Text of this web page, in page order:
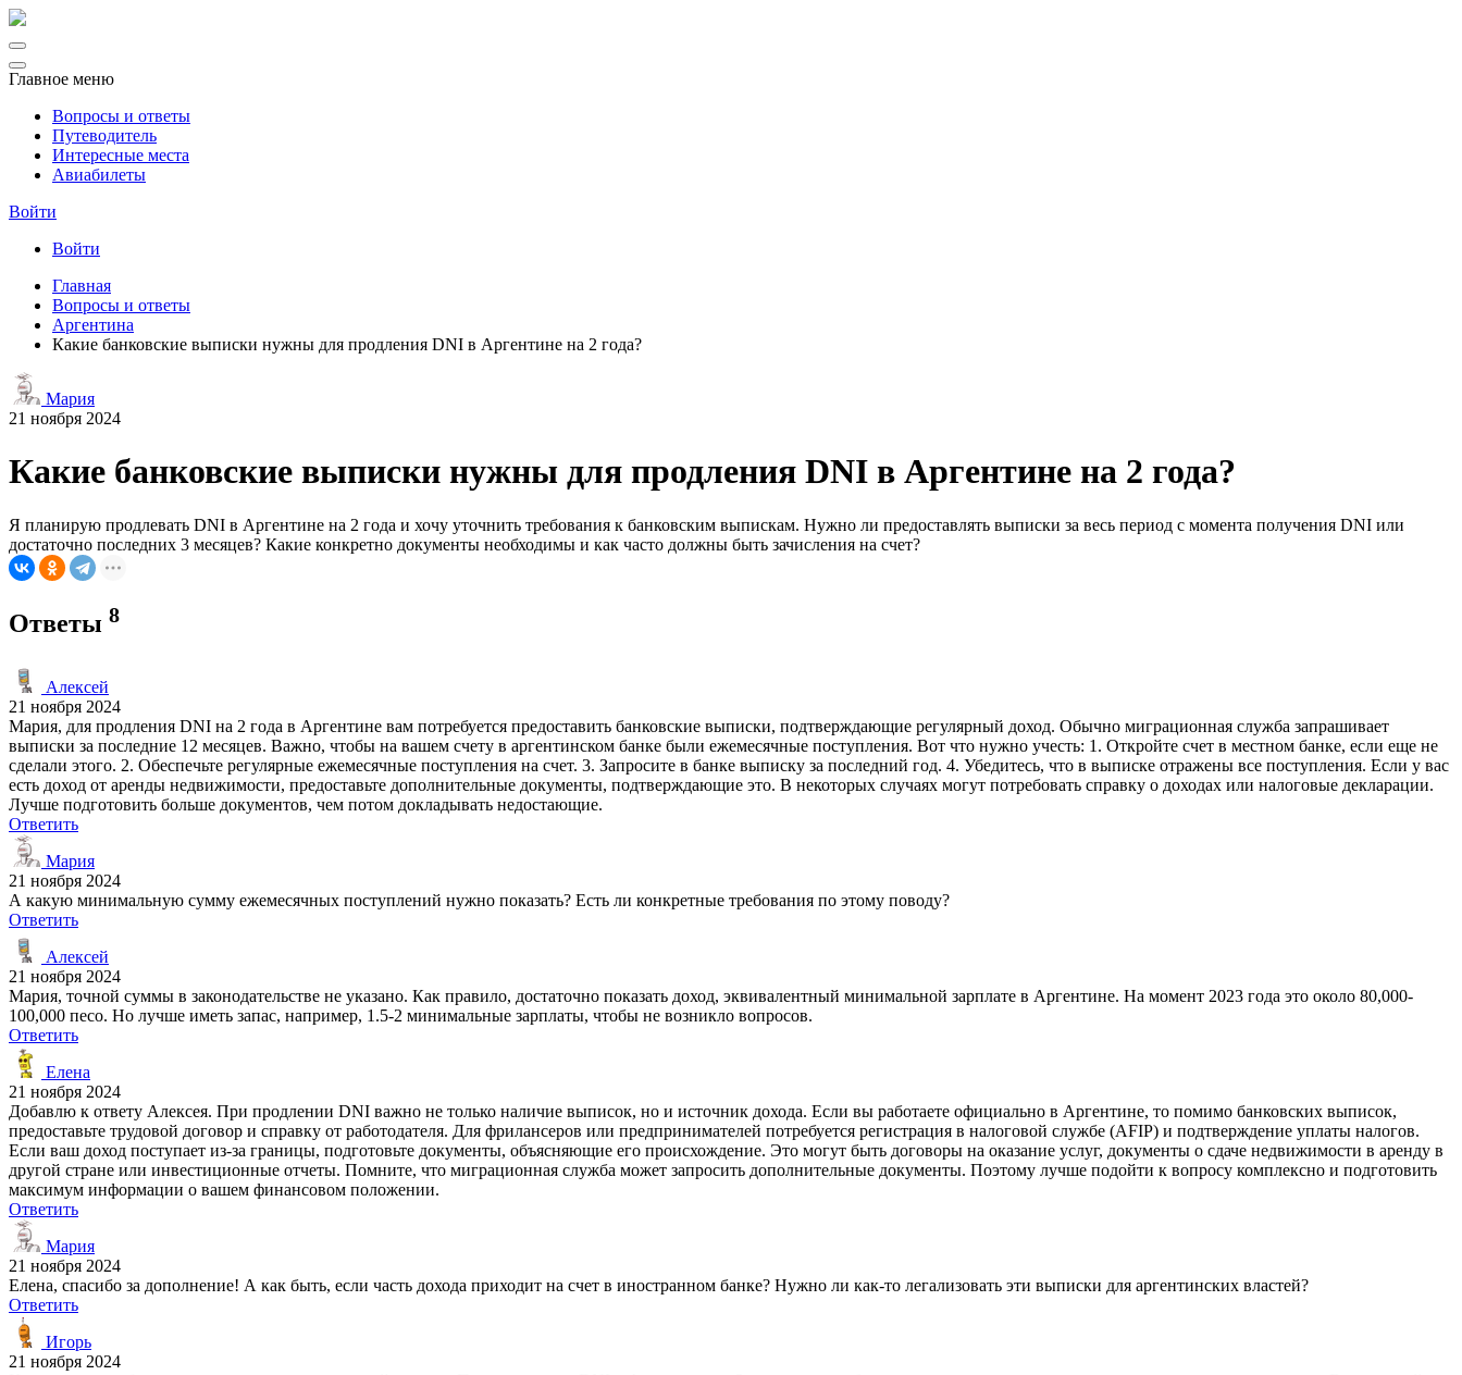
Главное меню
Вопросы и ответы
Путеводитель
Интересные места
Авиабилеты
Войти
Войти
Главная
Вопросы и ответы
Аргентина
Какие банковские выписки нужны для продления DNI в Аргентине на 2 года?
Мария
21 ноября 2024
Какие банковские выписки нужны для продления DNI в Аргентине на 2 года?
Я планирую продлевать DNI в Аргентине на 2 года и хочу уточнить требования к банковским выпискам. Нужно ли предоставлять выписки за весь период с момента получения DNI или
достаточно последних 3 месяцев? Какие конкретно документы необходимы и как часто должны быть зачисления на счет?
Ответы 8
Алексей
21 ноября 2024
Мария, для продления DNI на 2 года в Аргентине вам потребуется предоставить банковские выписки, подтверждающие регулярный доход. Обычно миграционная служба запрашивает
выписки за последние 12 месяцев. Важно, чтобы на вашем счету в аргентинском банке были ежемесячные поступления. Вот что нужно учесть: 1. Откройте счет в местном банке, если еще не
сделали этого. 2. Обеспечьте регулярные ежемесячные поступления на счет. 3. Запросите в банке выписку за последний год. 4. Убедитесь, что в выписке отражены все поступления. Если у вас
есть доход от аренды недвижимости, предоставьте дополнительные документы, подтверждающие это. В некоторых случаях могут потребовать справку о доходах или налоговые декларации.
Лучше подготовить больше документов, чем потом докладывать недостающие.
Ответить
Мария
21 ноября 2024
А какую минимальную сумму ежемесячных поступлений нужно показать? Есть ли конкретные требования по этому поводу?
Ответить
Алексей
21 ноября 2024
Мария, точной суммы в законодательстве не указано. Как правило, достаточно показать доход, эквивалентный минимальной зарплате в Аргентине. На момент 2023 года это около 80,000-
100,000 песо. Но лучше иметь запас, например, 1.5-2 минимальные зарплаты, чтобы не возникло вопросов.
Ответить
Елена
21 ноября 2024
Добавлю к ответу Алексея. При продлении DNI важно не только наличие выписок, но и источник дохода. Если вы работаете официально в Аргентине, то помимо банковских выписок,
предоставьте трудовой договор и справку от работодателя. Для фрилансеров или предпринимателей потребуется регистрация в налоговой службе (AFIP) и подтверждение уплаты налогов.
Если ваш доход поступает из-за границы, подготовьте документы, объясняющие его происхождение. Это могут быть договоры на оказание услуг, документы о сдаче недвижимости в аренду в
другой стране или инвестиционные отчеты. Помните, что миграционная служба может запросить дополнительные документы. Поэтому лучше подойти к вопросу комплексно и подготовить
максимум информации о вашем финансовом положении.
Ответить
Мария
21 ноября 2024
Елена, спасибо за дополнение! А как быть, если часть дохода приходит на счет в иностранном банке? Нужно ли как-то легализовать эти выписки для аргентинских властей?
Ответить
Игорь
21 ноября 2024